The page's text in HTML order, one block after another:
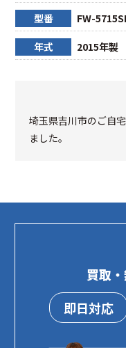
型番 FW-
年式 2015年製
埼玉県吉川市のご自
ました。
買取
即日対応